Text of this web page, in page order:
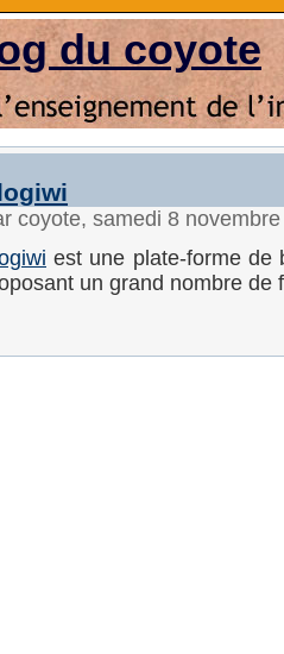
du coyote
coyote, samedi 8
est une plate-forme de
un grand nombre de